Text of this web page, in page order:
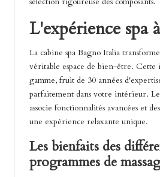
L'expérience spa
La cabine spa Bagno Italia
véritable espace de bien-être. Cette
gamme, fruit de 30 années
parfaitement dans votre intérieur.
associe fonctionnalités avancées et
une expérience relaxante unique.
Les bienfaits des
programmes de